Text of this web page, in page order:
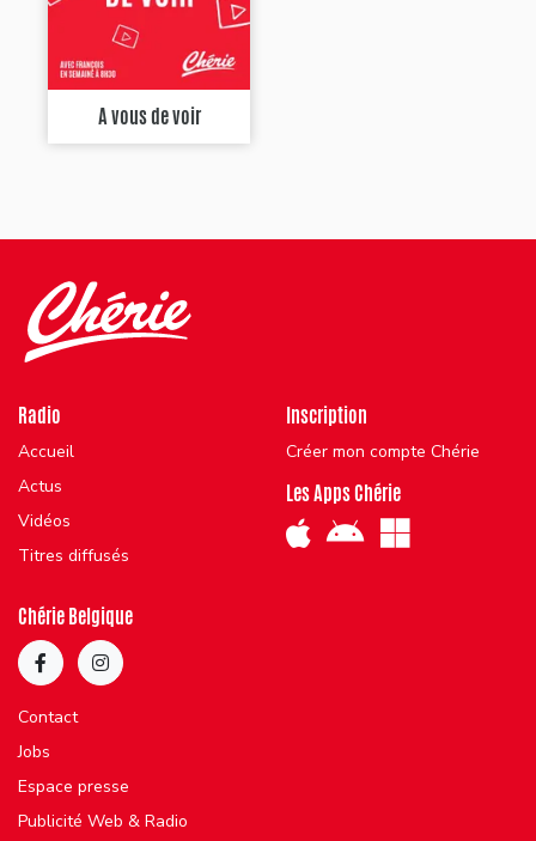
A vous de voir
Radio
Accueil
Actus
Vidéos
Titres diffusés
Inscription
Créer mon compte Chérie
Les Apps Chérie
Chérie Belgique
Contact
Jobs
Espace presse
Publicité Web & Radio